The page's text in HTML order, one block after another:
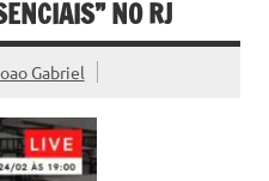
NO RJ
Gabriel